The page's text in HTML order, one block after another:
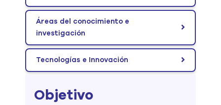
Áreas del conocimiento e
investigación
Tecnologías e Innovación
Objetivo